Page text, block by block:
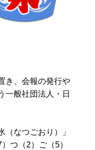
き、会報の発行や
一般社団法人・日
（なつごおり）」
つ（2）ご（5）